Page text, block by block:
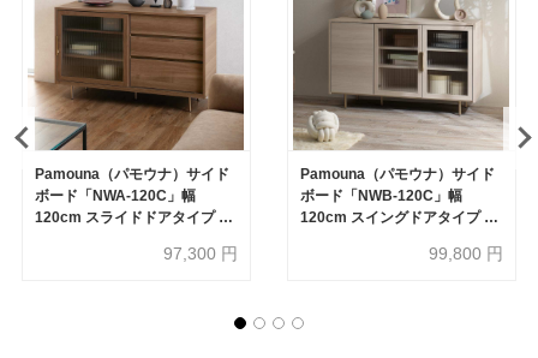
Pamouna（パモウナ）サイド
ボード「NWA-120C」幅
120cm スライドドアタイプ 全
97,300 円
Pamouna（パモウナ）サイド
ボード「NWB-120C」幅
120cm スイングドアタイプ 全
99,800 円